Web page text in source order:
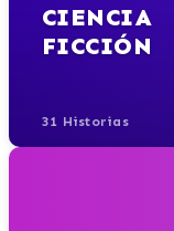
CIENCIA
FICCIÓN
31 Historias